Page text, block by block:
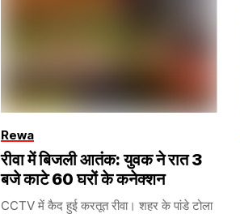
Rewa
रीवा में बिजली आतंक: युवक ने रात 3
बजे काटे 60 घरों के कनेक्शन
CCTV में कैद हुई करतूत रीवा। शहर के पांडे टोला